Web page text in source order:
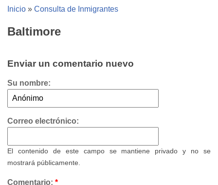
Inicio » Consulta de Inmigrantes
Baltimore
Enviar un comentario nuevo
Su nombre:
Correo electrónico:
El contenido de este campo se mantiene privado y no se
mostrará públicamente.
Comentario: *